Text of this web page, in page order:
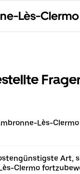
Lès-Clermo
Lès-Clermo
Art,
Clermo